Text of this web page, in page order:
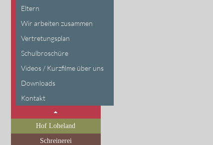
Eltern
Wir arbeiten zusammen
Vertretungsplan
Schulbroschüre
Videos / Kurzfilme über uns
Downloads
Kontakt
Hof Loheland
Schreinerei